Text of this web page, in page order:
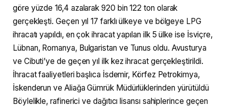
göre yüzde 16,4 azalarak 920 bin 122 ton olarak
gerçekleşti. Geçen yıl 17 farklı ülkeye ve bölgeye LPG
ihracatı yapıldı, en çok ihracat yapılan ilk 5 ülke ise İsviçre,
Lübnan, Romanya, Bulgaristan ve Tunus oldu. Avusturya
ve Cibuti’ye de geçen yıl ilk kez ihracat gerçekleştirildi.
İhracat faaliyetleri başlıca İsdemir, Körfez Petrokimya,
İskenderun ve Aliağa Gümrük Müdürlüklerinden yürütüldü
Böylelikle, rafinerici ve dağıtıcı lisansı sahiplerince geçen